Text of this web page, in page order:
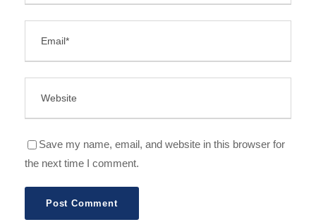
Save my name, email, and website in this browser for
the next time I comment.